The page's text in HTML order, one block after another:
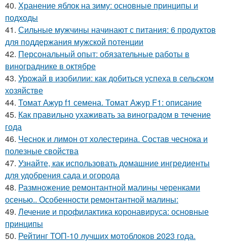
40. Хранение яблок на зиму: основные принципы и
подходы
41. Сильные мужчины начинают с питания: 6 продуктов
для поддержания мужской потенции
42. Персональный опыт: обязательные работы в
винограднике в октябре
43. Урожай в изобилии: как добиться успеха в сельском
хозяйстве
44. Томат Ажур f1 семена. Томат Ажур F1: описание
45. Как правильно ухаживать за виноградом в течение
года
46. Чеснок и лимон от холестерина. Состав чеснока и
полезные свойства
47. Узнайте, как использовать домашние ингредиенты
для удобрения сада и огорода
48. Размножение ремонтантной малины черенками
осенью.. Особенности ремонтантной малины:
49. Лечение и профилактика коронавируса: основные
принципы
50. Рейтинг ТОП-10 лучших мотоблоков 2023 года.